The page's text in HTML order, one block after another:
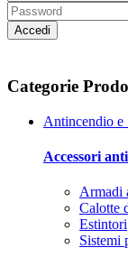
Accedi
Categorie
Antincendio e
Accessori
Armadi
Calotte
Estintori
Sistemi